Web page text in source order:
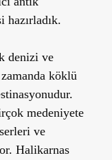
hazırladık.
denizi ve
köklü
medeniyete
ve
Halikarnas